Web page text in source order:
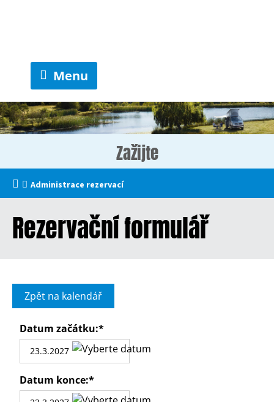
Menu
Zažijte
Administrace rezervací
Rezervační formulář
Zpět na kalendář
Datum začátku:*
Datum konce:*